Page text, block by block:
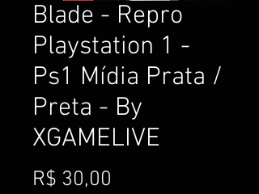
Blade - Repro
Playstation 1 -
Ps1 Mídia Prata /
Preta - By
XGAMELIVE
R$ 30,00